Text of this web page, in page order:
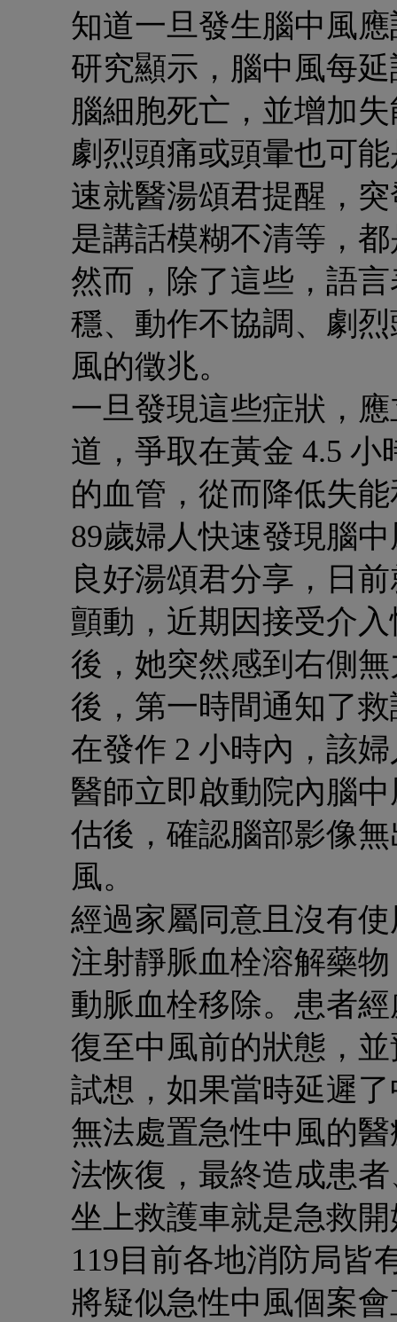
知道一旦發生腦中風
研究顯示，腦中風每
腦細胞死亡，並增加
劇烈頭痛或頭暈也可
速就醫湯頌君提醒，
是講話模糊不清等，
然而，除了這些，語
穩、動作不協調、劇
風的徵兆。
一旦發現這些症狀，
道，爭取在黃金 4.5
的血管，從而降低失
89歲婦人快速發現腦
良好湯頌君分享，日
顫動，近期因接受介
後，她突然感到右側
後，第一時間通知了
在發作 2 小時內，該
醫師立即啟動院內腦
估後，確認腦部影像
風。
經過家屬同意且沒有
注射靜脈血栓溶解藥
動脈血栓移除。患者
復至中風前的狀態，
試想，如果當時延遲
無法處置急性中風的
法恢復，最終造成患
坐上救護車就是急救
119 目前各地消防局皆
將疑似急性中風個案